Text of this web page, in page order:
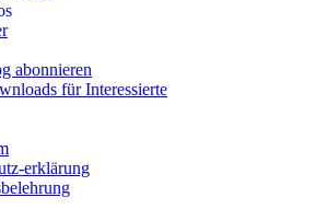
abonnieren
für Interessierte
erklärung